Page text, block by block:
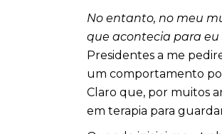
No entanto, no meu
que acontecia para
Presidentes a me
um comportamento
Claro que, por muitos
em terapia para